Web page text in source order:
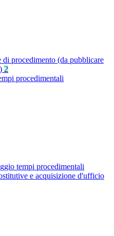
di procedimento (da pubblicare
2
procedimentali
tempi procedimentali
e acquisizione d'ufficio